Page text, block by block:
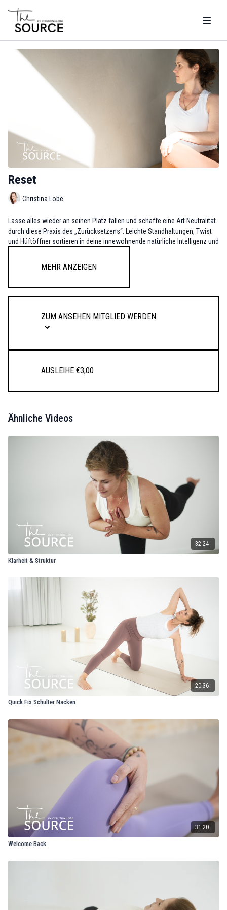
Reset
Christina Lobe
Lasse alles wieder an seinen Platz fallen und schaffe eine Art Neutralität
durch diese Praxis des „Zurücksetzens“. Leichte Standhaltungen, Twist
und Hüftöffner sortieren in deine innewohnende natürliche Intelligenz und
Du benötigst einen Yogablock und ein Bolster/Decke.
Mehr anzeigen
Zum Ansehen Mitglied werden
Ausleihe €3,00
Ähnliche Videos
32:24
Klarheit & Struktur
20:36
Quick Fix Schulter Nacken
31:20
Welcome Back